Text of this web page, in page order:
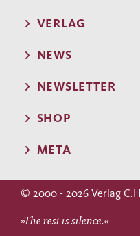
VERLAG
NEWS
NEWSLETTER
SHOP
META
© 2000 - 2026 Verlag
»The rest is silence.«